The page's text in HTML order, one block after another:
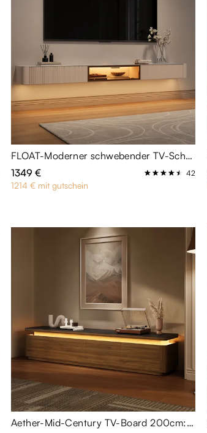
FLOAT-Moderner schwebender TV-Schrank 240 cm in Beige mit glänzender Sinterstein-Platte
1349 €
42
1214 € mit gutschein
Aether-Mid-Century TV-Board 200cm: Sinterstein-Oberseite schwarz matt